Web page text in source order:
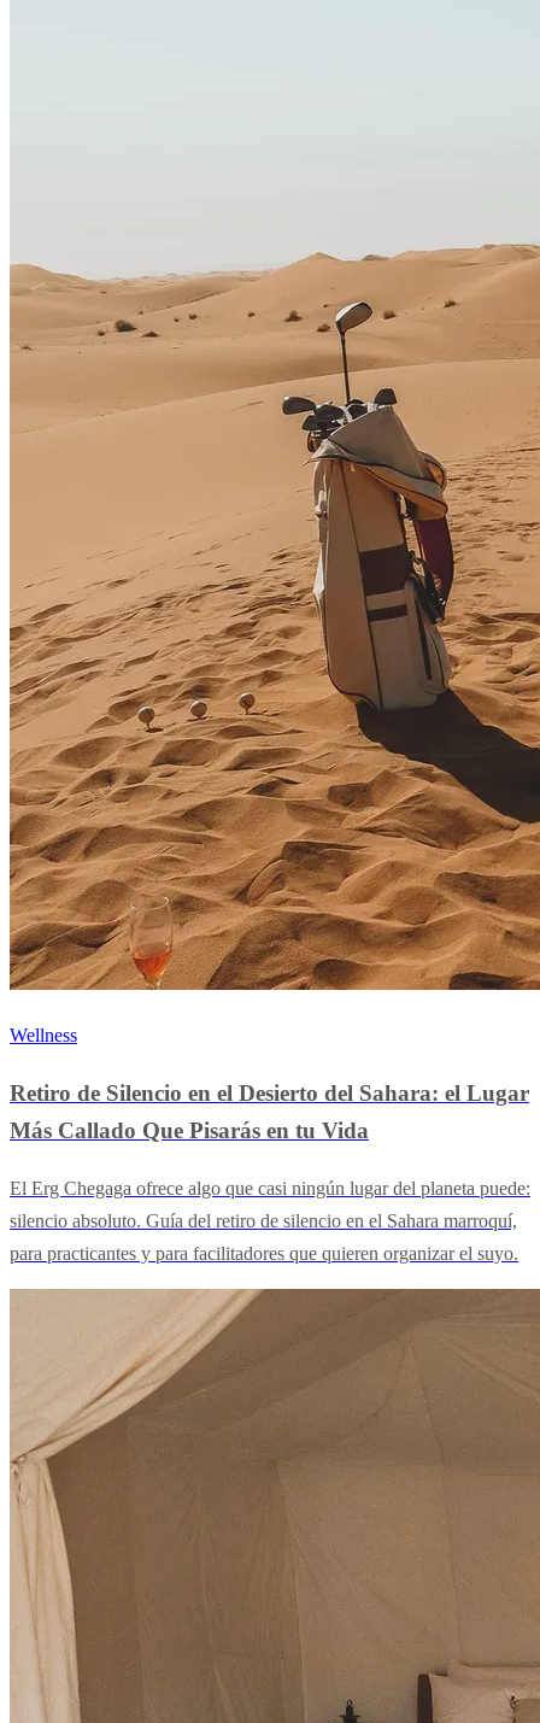
Wellness
Retiro de Silencio en el Desierto del Sahara: el Lugar
Más Callado Que Pisarás en tu Vida
El Erg Chegaga ofrece algo que casi ningún lugar del planeta puede:
silencio absoluto. Guía del retiro de silencio en el Sahara marroquí,
para practicantes y para facilitadores que quieren organizar el suyo.